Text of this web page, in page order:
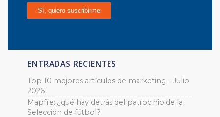
ENTRADAS RECIENTES
Top 10 mejores artículos de marketing - Julio
2026
Mapfre: ¿qué hay detrás del patrocinio de la
Selección de fútbol?